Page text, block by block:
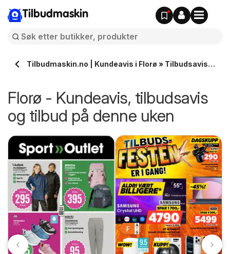
Tilbudmaskin
Tilbudmaskin.no | Kundeavis i Florø » Tilbudsavis
Florø - Kundeavis, tilbudsavis
og tilbud på denne uken